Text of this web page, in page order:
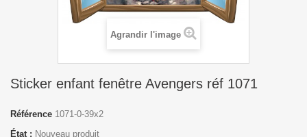
Agrandir l'image
Sticker enfant fenêtre Avengers réf 1071
Référence 1071-0-39x2
État : Nouveau produit